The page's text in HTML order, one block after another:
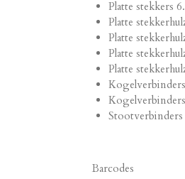
Platte stekkers
Platte
Platte
Platte
Platte
Barcodes